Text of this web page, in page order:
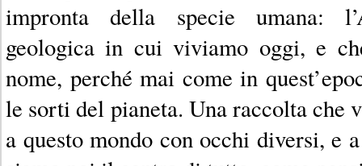
impronta della specie umana:
geologica in cui viviamo oggi, e
nome, perché mai come in
le sorti del pianeta. Una raccolta che
a questo mondo con occhi diversi, e